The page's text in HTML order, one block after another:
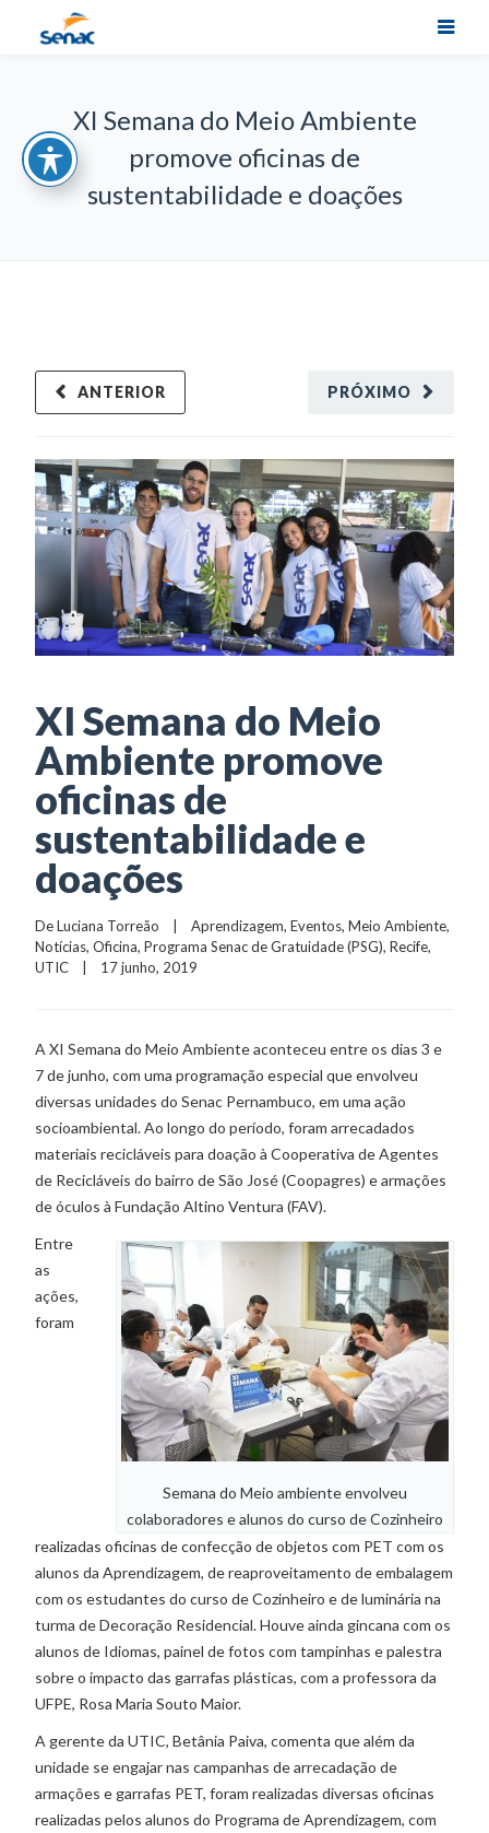
XI Semana do Meio Ambiente
promove oficinas de
sustentabilidade e doações
PRÓXIMO
ANTERIOR
XI Semana do Meio
Ambiente promove
oficinas de
sustentabilidade e
doações
De Luciana Torreão
    |
Aprendizagem, Eventos, Meio Ambiente
Notícias, Oficina, Programa Senac de Gratuidade (PSG), Recife
UTIC
    |    17 junho, 2019
A XI Semana do Meio Ambiente aconteceu entre os dias 3 e
7 de junho, com uma programação especial que envolveu
diversas unidades do Senac Pernambuco, em uma ação
socioambiental. Ao longo do período, foram arrecadados
materiais recicláveis para doação à Cooperativa de Agentes
de Recicláveis do bairro de São José (Coopagres) e armações
de óculos à Fundação Altino Ventura (FAV).
Semana do Meio ambiente envolveu
colaboradores e alunos do curso de Cozinheiro
Entre
as
ações,
foram
realizadas oficinas de confecção de objetos com PET com os
alunos da Aprendizagem, de reaproveitamento de embalagem
com os estudantes do curso de Cozinheiro e de luminária na
turma de Decoração Residencial. Houve ainda gincana com os
alunos de Idiomas, painel de fotos com tampinhas e palestra
sobre o impacto das garrafas plásticas, com a professora da
UFPE, Rosa Maria Souto Maior.
A gerente da UTIC, Betânia Paiva, comenta que além da
unidade se engajar nas campanhas de arrecadação de
armações e garrafas PET, foram realizadas diversas oficinas
realizadas pelos alunos do Programa de Aprendizagem, com